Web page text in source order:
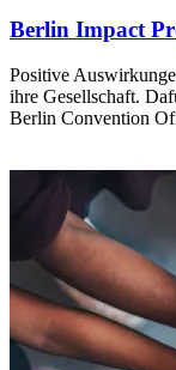
Berlin Impact
Positive
ihre Gesellschaft.
Berlin Convention